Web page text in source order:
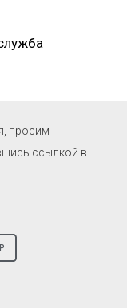
просим
ссылкой в